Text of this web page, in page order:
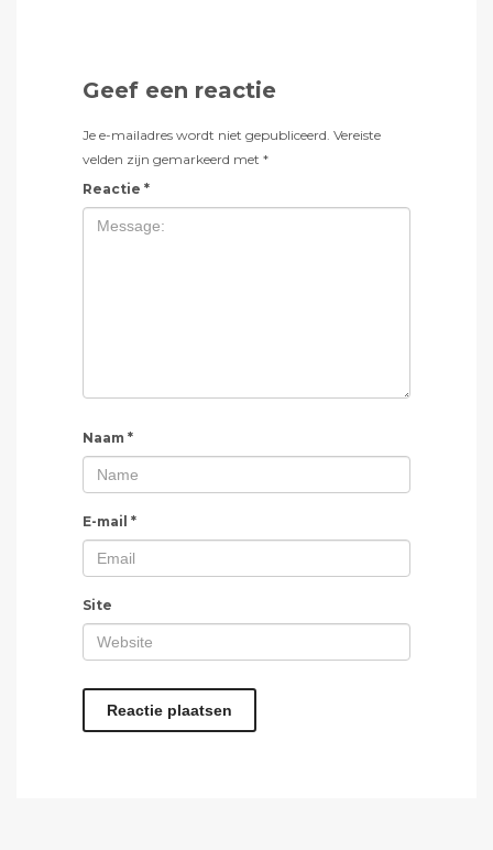
Geef een reactie
Je e-mailadres wordt niet gepubliceerd. Vereiste
velden zijn gemarkeerd met *
Reactie *
Naam *
E-mail *
Site